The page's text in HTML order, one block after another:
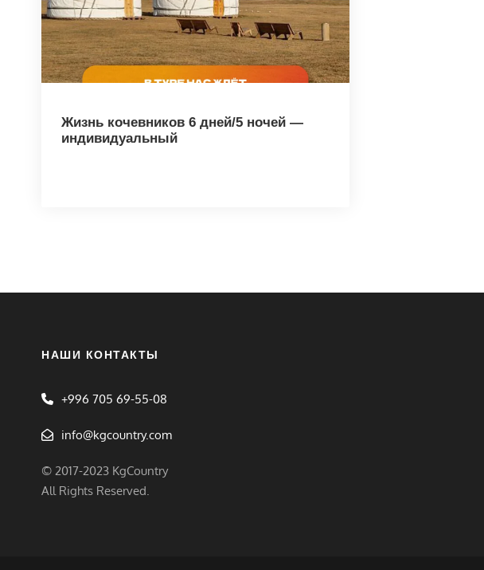
Жизнь кочевников 6 дней/5 ночей —
индивидуальный
НАШИ КОНТАКТЫ
+996 705 69-55-08
info@kgcountry.com
© 2017-2023 KgCountry
All Rights Reserved.